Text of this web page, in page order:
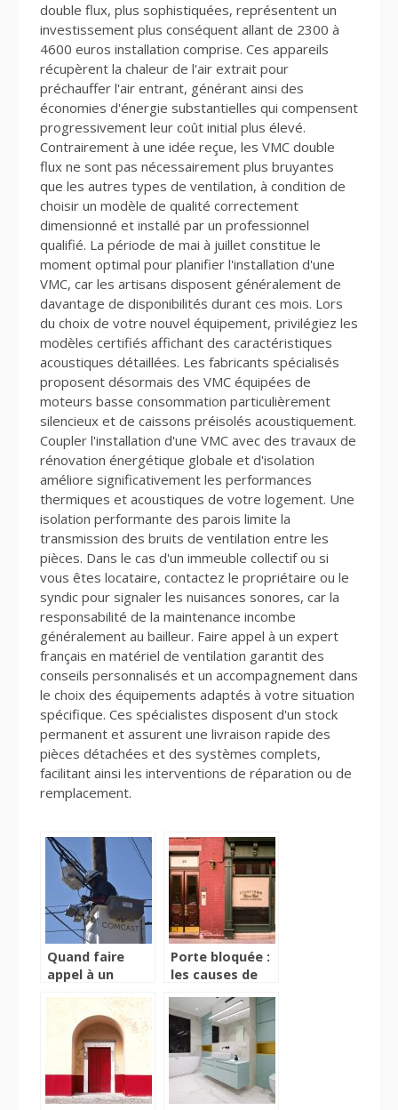
double flux, plus sophistiquées, représentent un
investissement plus conséquent allant de 2300 à
4600 euros installation comprise. Ces appareils
récupèrent la chaleur de l'air extrait pour
préchauffer l'air entrant, générant ainsi des
économies d'énergie substantielles qui compensent
progressivement leur coût initial plus élevé.
Contrairement à une idée reçue, les VMC double
flux ne sont pas nécessairement plus bruyantes
que les autres types de ventilation, à condition de
choisir un modèle de qualité correctement
dimensionné et installé par un professionnel
qualifié. La période de mai à juillet constitue le
moment optimal pour planifier l'installation d'une
VMC, car les artisans disposent généralement de
davantage de disponibilités durant ces mois. Lors
du choix de votre nouvel équipement, privilégiez les
modèles certifiés affichant des caractéristiques
acoustiques détaillées. Les fabricants spécialisés
proposent désormais des VMC équipées de
moteurs basse consommation particulièrement
silencieux et de caissons préisolés acoustiquement.
Coupler l'installation d'une VMC avec des travaux de
rénovation énergétique globale et d'isolation
améliore significativement les performances
thermiques et acoustiques de votre logement. Une
isolation performante des parois limite la
transmission des bruits de ventilation entre les
pièces. Dans le cas d'un immeuble collectif ou si
vous êtes locataire, contactez le propriétaire ou le
syndic pour signaler les nuisances sonores, car la
responsabilité de la maintenance incombe
généralement au bailleur. Faire appel à un expert
français en matériel de ventilation garantit des
conseils personnalisés et un accompagnement dans
le choix des équipements adaptés à votre situation
spécifique. Ces spécialistes disposent d'un stock
permanent et assurent une livraison rapide des
pièces détachées et des systèmes complets,
facilitant ainsi les interventions de réparation ou de
remplacement.
Quand faire
appel à un
Porte bloquée :
les causes de
solutions